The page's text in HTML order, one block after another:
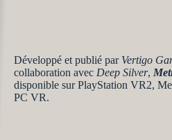
Développé et publié par Vertigo
collaboration avec Deep Silver,
disponible sur PlayStation VR2,
PC VR.